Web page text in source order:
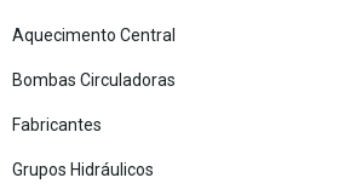
Aquecimento Central
Bombas Circuladoras
Fabricantes
Grupos Hidráulicos